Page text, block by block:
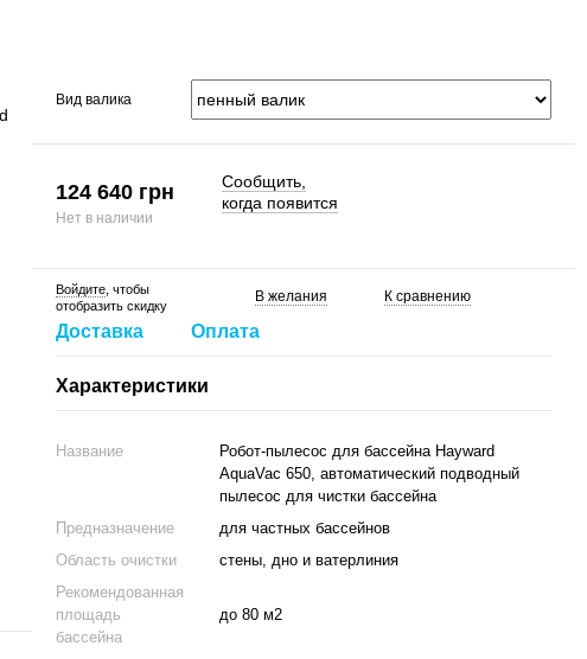
Вид валика
124 640 грн
Нет в наличии
Сообщить,
когда появится
Войдите , чтобы
отобразить скидку
В желания К сравнению
Доставка Оплата
Характеристики
Название
Робот-пылесос для бассейна Hayward
AquaVac 650, автоматический подводный
пылесос для чистки бассейна
Предназначение
для частных бассейнов
Область очистки
стены, дно и ватерлиния
Рекомендованная
площадь
бассейна
до 80 м2